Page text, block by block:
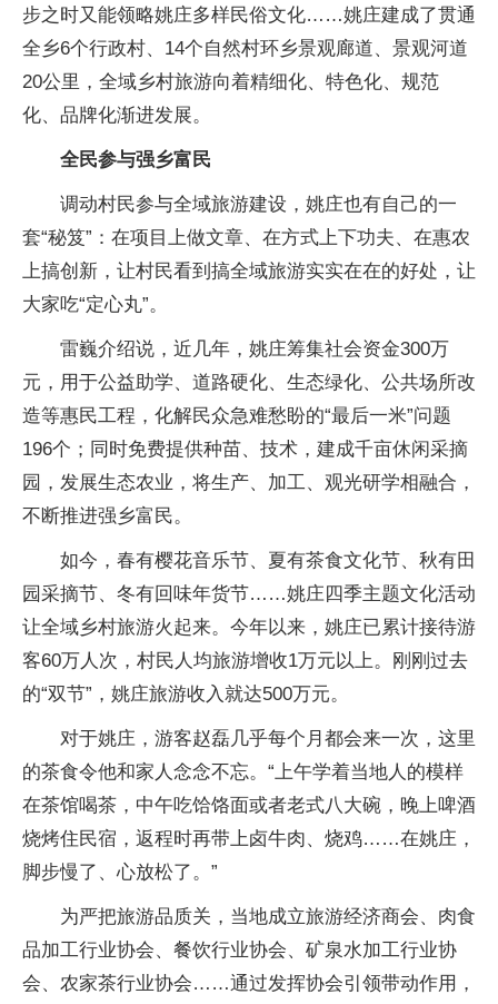
步之时又能领略姚庄多样民俗文化……姚庄建成了贯通
全乡6个行政村、14个自然村环乡景观廊道、景观河道
20公里，全域乡村旅游向着精细化、特色化、规范
化、品牌化渐进发展。
全民参与强乡富民
调动村民参与全域旅游建设，姚庄也有自己的一
套“秘笈”：在项目上做文章、在方式上下功夫、在惠农
上搞创新，让村民看到搞全域旅游实实在在的好处，让
大家吃“定心丸”。
雷巍介绍说，近几年，姚庄筹集社会资金300万
元，用于公益助学、道路硬化、生态绿化、公共场所改
造等惠民工程，化解民众急难愁盼的“最后一米”问题
196个；同时免费提供种苗、技术，建成千亩休闲采摘
园，发展生态农业，将生产、加工、观光研学相融合，
不断推进强乡富民。
如今，春有樱花音乐节、夏有茶食文化节、秋有田
园采摘节、冬有回味年货节……姚庄四季主题文化活动
让全域乡村旅游火起来。今年以来，姚庄已累计接待游
客60万人次，村民人均旅游增收1万元以上。刚刚过去
的“双节”，姚庄旅游收入就达500万元。
对于姚庄，游客赵磊几乎每个月都会来一次，这里
的茶食令他和家人念念不忘。“上午学着当地人的模样
在茶馆喝茶，中午吃饸饹面或者老式八大碗，晚上啤酒
烧烤住民宿，返程时再带上卤牛肉、烧鸡……在姚庄，
脚步慢了、心放松了。”
为严把旅游品质关，当地成立旅游经济商会、肉食
品加工行业协会、餐饮行业协会、矿泉水加工行业协
会、农家茶行业协会……通过发挥协会引领带动作用，